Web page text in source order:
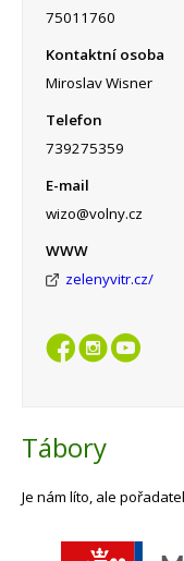
75011760
Kontaktní osoba
Miroslav Wisner
Telefon
739275359
E-mail
wizo@volny.cz
WWW
zelenyvitr.cz/
Tábory
Je nám líto, ale